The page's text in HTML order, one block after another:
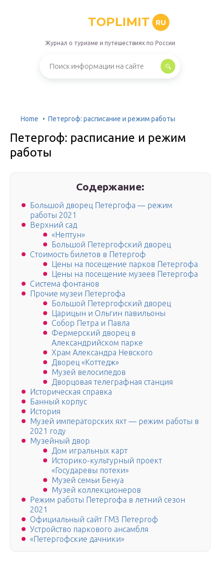
TOPLIMIT RU
Журнал о туризме и путешествиях по России
Home Петергоф: расписание и режим работы
Петергоф: расписание и режим
работы
Содержание:
Большой дворец Петергофа — режим
работы 2021
Верхний сад
«Нептун»
Большой Петергофский дворец
Стоимость билетов в Петергоф
Цены на посещение парков Петергофа
Цены на посещение музеев Петергофа
Система фонтанов
Прочие музеи Петергофа
Большой Петергофский дворец
Царицын и Ольгин павильоны
Собор Петра и Павла
Фермерский дворец в
Александрийском парке
Храм Александра Невского
Дворец «Коттедж»
Музей велосипедов
Дворцовая телеграфная станция
Историческая справка
Банный корпус
История
Музей императорских яхт — режим работы в
2021 году
Музейный двор
Дом игральных карт
Историко-культурный проект
«Государевы потехи»
Музей семьи Бенуа
Музей коллекционеров
Режим работы Петергофа в летний сезон
2021
Официальный сайт ГМЗ Петергоф
Устройство паркового ансамбля
«Петергофские дачники»